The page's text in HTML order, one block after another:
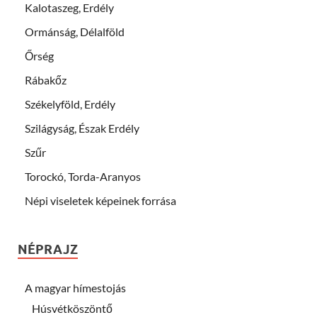
Kalotaszeg, Erdély
Ormánság, Délalföld
Őrség
Rábakőz
Székelyföld, Erdély
Szilágyság, Észak Erdély
Szűr
Torockó, Torda-Aranyos
Népi viseletek képeinek forrása
NÉPRAJZ
A magyar hímestojás
Húsvétköszöntő